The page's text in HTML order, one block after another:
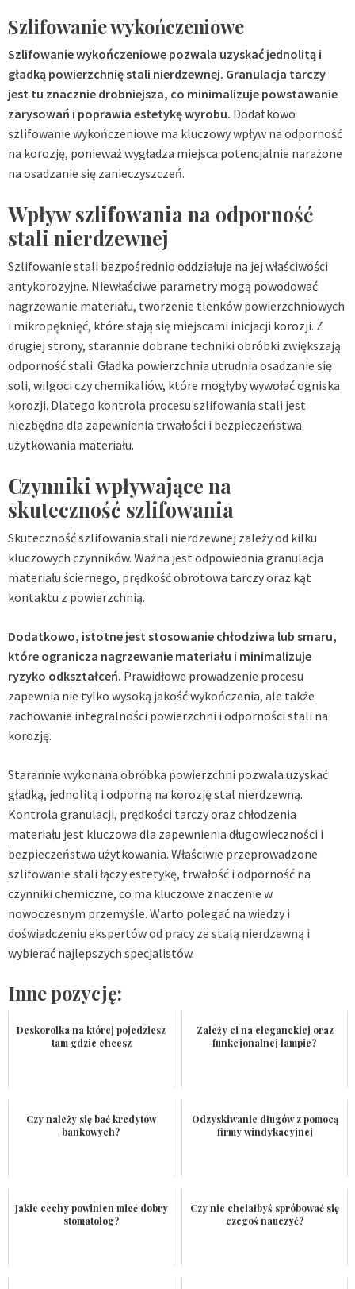
Szlifowanie wykończeniowe
Szlifowanie wykończeniowe pozwala uzyskać jednolitą i
gładką powierzchnię stali nierdzewnej. Granulacja tarczy
jest tu znacznie drobniejsza, co minimalizuje powstawanie
zarysowań i poprawia estetykę wyrobu. Dodatkowo
szlifowanie wykończeniowe ma kluczowy wpływ na odporność
na korozję, ponieważ wygładza miejsca potencjalnie narażone
na osadzanie się zanieczyszczeń.
Wpływ szlifowania na odporność
stali nierdzewnej
Szlifowanie stali bezpośrednio oddziałuje na jej właściwości
antykorozyjne. Niewłaściwe parametry mogą powodować
nagrzewanie materiału, tworzenie tlenków powierzchniowych
i mikropęknięć, które stają się miejscami inicjacji korozji. Z
drugiej strony, starannie dobrane techniki obróbki zwiększają
odporność stali. Gładka powierzchnia utrudnia osadzanie się
soli, wilgoci czy chemikaliów, które mogłyby wywołać ogniska
korozji. Dlatego kontrola procesu szlifowania stali jest
niezbędna dla zapewnienia trwałości i bezpieczeństwa
użytkowania materiału.
Czynniki wpływające na
skuteczność szlifowania
Skuteczność szlifowania stali nierdzewnej zależy od kilku
kluczowych czynników. Ważna jest odpowiednia granulacja
materiału ściernego, prędkość obrotowa tarczy oraz kąt
kontaktu z powierzchnią.
Dodatkowo, istotne jest stosowanie chłodziwa lub smaru,
które ogranicza nagrzewanie materiału i minimalizuje
ryzyko odkształceń. Prawidłowe prowadzenie procesu
zapewnia nie tylko wysoką jakość wykończenia, ale także
zachowanie integralności powierzchni i odporności stali na
korozję.
Starannie wykonana obróbka powierzchni pozwala uzyskać
gładką, jednolitą i odporną na korozję stal nierdzewną.
Kontrola granulacji, prędkości tarczy oraz chłodzenia
materiału jest kluczowa dla zapewnienia długowieczności i
bezpieczeństwa użytkowania. Właściwie przeprowadzone
szlifowanie stali łączy estetykę, trwałość i odporność na
czynniki chemiczne, co ma kluczowe znaczenie w
nowoczesnym przemyśle. Warto polegać na wiedzy i
doświadczeniu ekspertów od pracy ze stalą nierdzewną i
wybierać najlepszych specjalistów.
Inne pozycję:
Deskorolka na której pojedziesz
tam gdzie chcesz
Zależy ci na eleganckiej oraz
funkcjonalnej lampie?
Czy należy się bać kredytów
bankowych?
Odzyskiwanie długów z pomocą
firmy windykacyjnej
Jakie cechy powinien mieć dobry
stomatolog?
Czy nie chciałbyś spróbować się
czegoś nauczyć?